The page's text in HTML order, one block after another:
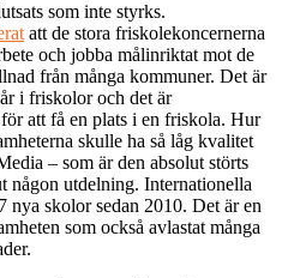
som inte styrks.
att de stora friskolekoncernerna
och jobba målinriktat mot de
från många kommuner. Det är
i friskolor och det är
att få en plats i en friskola. Hur
skulle ha så låg kvalitet
– som är den absolut störts
någon utdelning. Internationella
nya skolor sedan 2010. Det är en
som också avlastat många